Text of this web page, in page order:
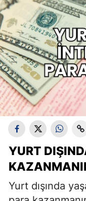
YURT
Yurt dışında